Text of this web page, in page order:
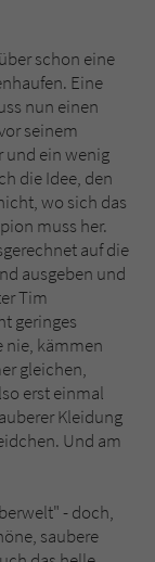
schon eine
Eine
nun einen
seinem
und ein wenig
die Idee, den
wo sich das
muss her.
auf die
ausgeben und
Tim
geringes
nie, kämmen
gleichen,
erst einmal
Kleidung
Und am
- doch,
saubere